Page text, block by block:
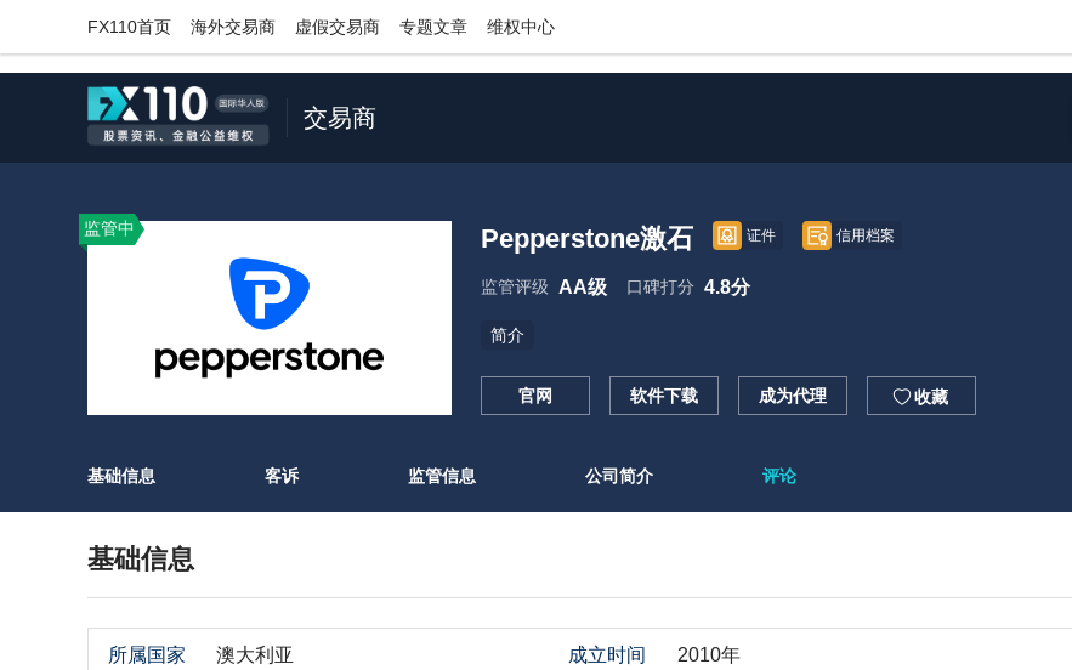
FX110首页
海外交易商 虚假交易商 专题文章 维权中心
交易商
监管中 Pepperstone激石 证件 信用档案
监管评级 AA级 口碑打分 4.8分
简介
官网 软件下载 成为代理 收藏
基础信息 客诉 监管信息 公司简介 评论
基础信息
所属国家 澳大利亚 成立时间 2010年